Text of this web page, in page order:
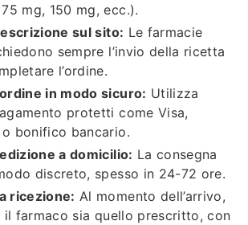
mg, 150 mg, ecc.).
sul sito: Le farmacie
sempre l’invio della ricetta
l’ordine.
in modo sicuro: Utilizza
protetti come Visa,
bonifico bancario.
a domicilio: La consegna
discreto, spesso in 24-72 ore.
ricezione: Al momento dell’arrivo,
il farmaco sia quello prescritto, con